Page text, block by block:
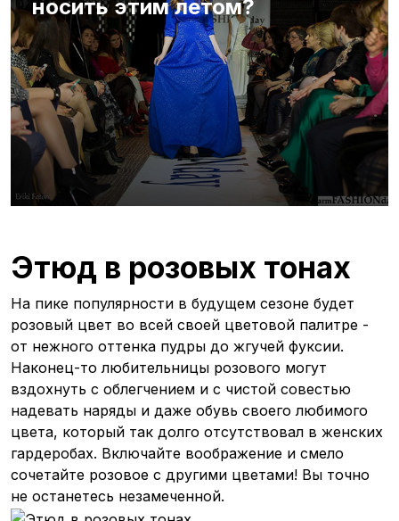
носить этим летом?
Этюд в розовых тонах
На пике популярности в будущем сезоне будет
розовый цвет во всей своей цветовой палитре -
от нежного оттенка пудры до жгучей фуксии.
Наконец-то любительницы розового могут
вздохнуть с облегчением и с чистой совестью
надевать наряды и даже обувь своего любимого
цвета, который так долго отсутствовал в женских
гардеробах. Включайте воображение и смело
сочетайте розовое с другими цветами! Вы точно
не останетесь незамеченной.